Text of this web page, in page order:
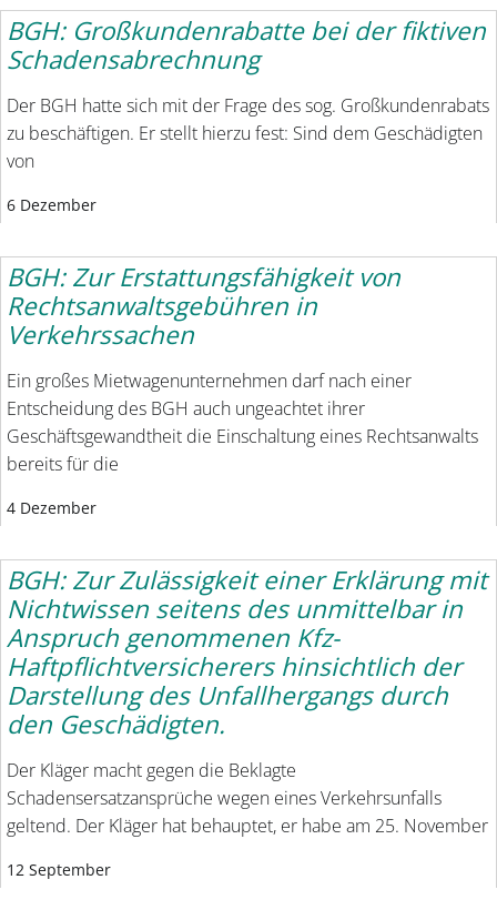
BGH: Großkundenrabatte bei der fiktiven
Schadensabrechnung
Der BGH hatte sich mit der Frage des sog. Großkundenrabats
zu beschäftigen. Er stellt hierzu fest: Sind dem Geschädigten
von
6 Dezember
BGH: Zur Erstattungsfähigkeit von
Rechtsanwaltsgebühren in
Verkehrssachen
Ein großes Mietwagenunternehmen darf nach einer
Entscheidung des BGH auch ungeachtet ihrer
Geschäftsgewandtheit die Einschaltung eines Rechtsanwalts
bereits für die
4 Dezember
BGH: Zur Zulässigkeit einer Erklärung mit
Nichtwissen seitens des unmittelbar in
Anspruch genommenen Kfz-
Haftpflichtversicherers hinsichtlich der
Darstellung des Unfallhergangs durch
den Geschädigten.
Der Kläger macht gegen die Beklagte
Schadensersatzansprüche wegen eines Verkehrsunfalls
geltend. Der Kläger hat behauptet, er habe am 25. November
12 September